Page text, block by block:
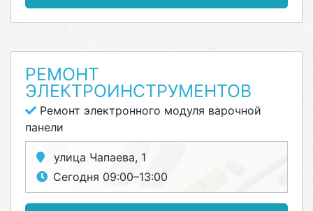
РЕМОНТ
ЭЛЕКТРОИНСТРУМЕНТОВ
Ремонт электронного модуля варочной
панели
улица Чапаева, 1
Сегодня 09:00–13:00